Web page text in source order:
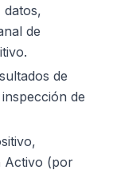
datos,
de
de
de
Activo (por